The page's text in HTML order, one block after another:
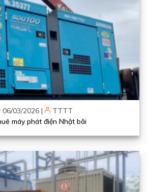
06/03/2026 |
TTTT
máy phát điện Nhật bãi